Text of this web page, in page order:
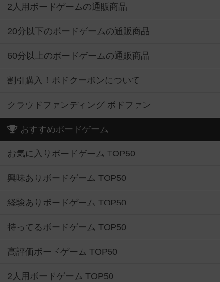
2人用ボードゲームの通販商品
20分以下のボードゲームの通販商品
60分以上のボードゲームの通販商品
割引購入！ボドクーポンについて
クラウドファンディング ボドファン
おすすめボードゲーム
お気に入りボードゲーム TOP50
興味ありボードゲーム TOP50
経験ありボードゲーム TOP50
持ってるボードゲーム TOP50
高評価ボードゲーム TOP50
2人用ボードゲーム TOP50